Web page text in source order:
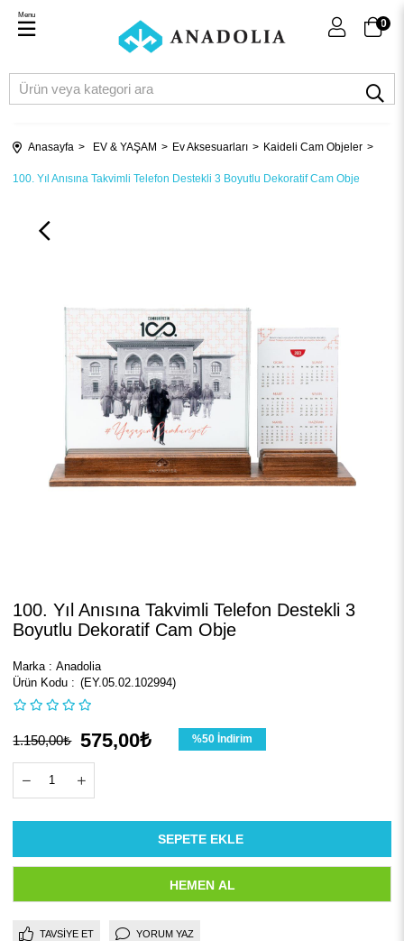
0
Menu
Anasayfa EV & YAŞAM Ev Aksesuarları Kaideli Cam Objeler
100. Yıl Anısına Takvimli Telefon Destekli 3 Boyutlu Dekoratif Cam Obje
100. Yıl Anısına Takvimli Telefon Destekli 3
Boyutlu Dekoratif Cam Obje
Marka : Anadolia
(EY.05.02.102994)
1.150,00₺ 575,00₺ %50 İndirim
TAVSIYE ET YORUM YAZ